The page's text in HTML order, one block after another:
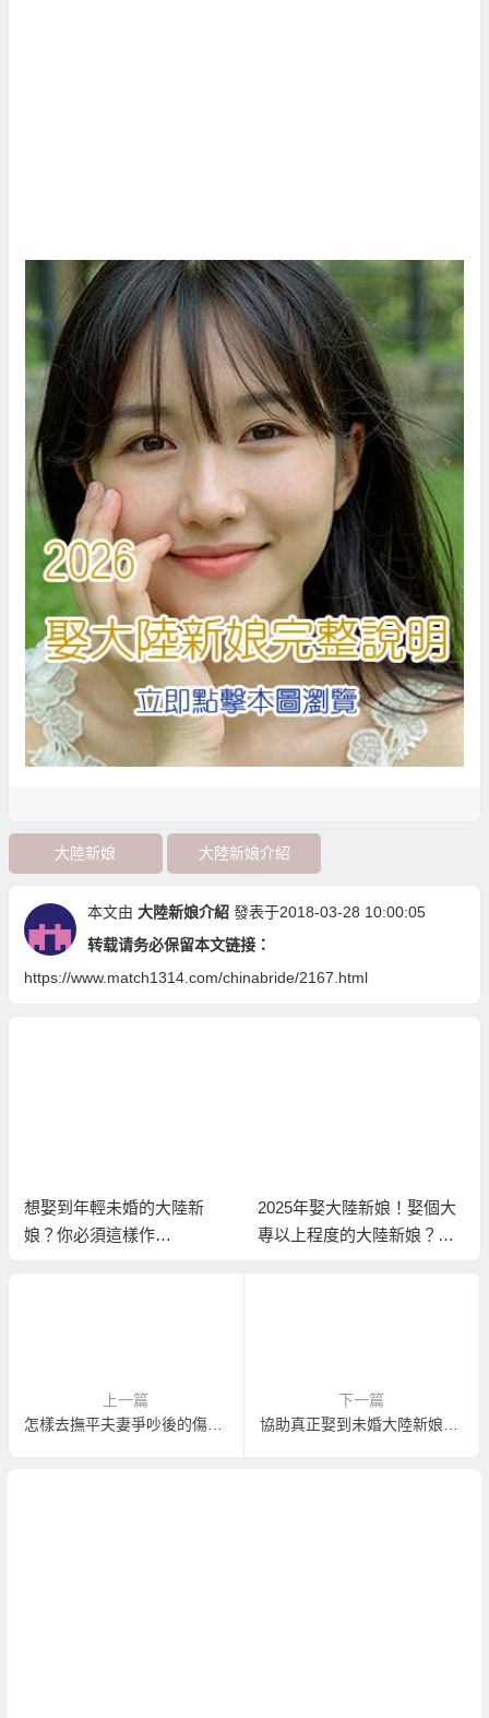
大陸新娘 大陸新娘介紹
本文由 大陸新娘介紹 發表于2018-03-28 10:00:05
转载请务必保留本文链接：
https://www.match1314.com/chinabride/2167.html
想娶到年輕未婚的大陸新
娘？你必須這樣作…
2025年娶大陸新娘！娶個大
專以上程度的大陸新娘？就
上一篇
怎樣去撫平夫妻爭吵後的傷痕？
下一篇